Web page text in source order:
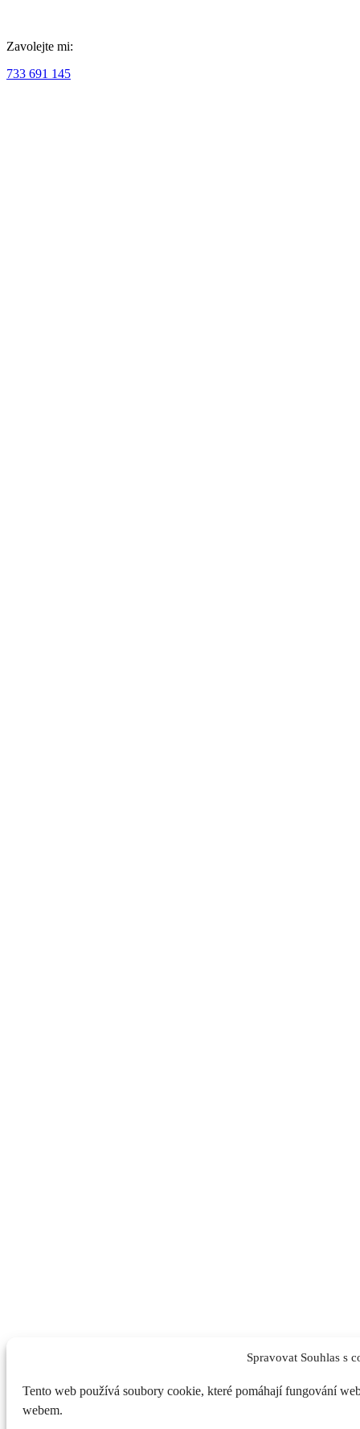
Spravovat Souhlas s
Tento web používá soubory cookie, které pomáhají fungování
webem.
Zavolejte mi:
733 691 145